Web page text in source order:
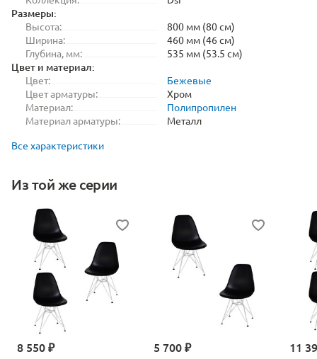
Размеры:
Высота:
800 мм (80 см)
Ширина:
460 мм (46 см)
Глубина, мм:
535 мм (53.5 см)
Цвет и материал:
Цвет:
Бежевые
Цвет арматуры:
Хром
Материал:
Полипропилен
Материал арматуры:
Металл
Все характеристики
Из той же серии
8 550 ₽ 5 700 ₽ 11